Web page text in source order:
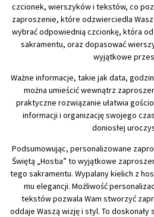
czcionek, wierszyków i tekstów, co
zaproszenie, które odzwierciedla
wybrać odpowiednią czcionkę, która
sakramentu, oraz dopasować
wyjątkowe
Ważne informacje, takie jak data,
można umieścić wewnątrz
praktyczne rozwiązanie ułatwia
informacji i organizację swojego
doniosłej
Podsumowując, personalizowane
Świętą „Hostia” to wyjątkowe
tego sakramentu. Wypalany kielich z
mu elegancji. Możliwość
tekstów pozwala Wam stworzyć
oddaje Waszą wizję i styl. To